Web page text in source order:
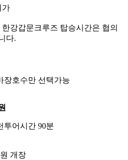
가
강갑문크루즈 탑승시간은 협의
다.
장호수만 선택가능
투어시간 90분
개장